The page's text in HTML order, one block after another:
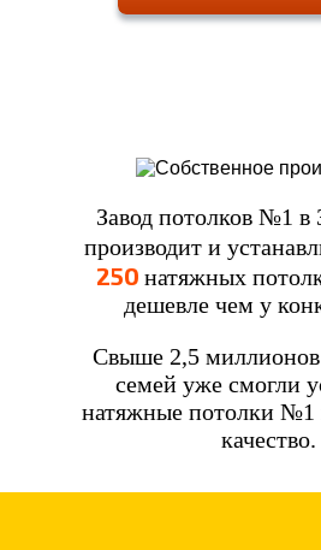
Завод потолков №1 в
производит и
250 натяжных
дешевле чем у
Свыше 2,5 миллионов
семей уже смогли
натяжные потолки №1
качество.